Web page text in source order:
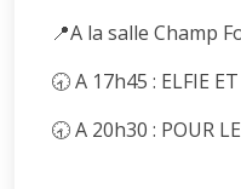
📍A la salle Champ
🕣 A 17h45 : ELFIE
🕣 A 20h30 : POUR